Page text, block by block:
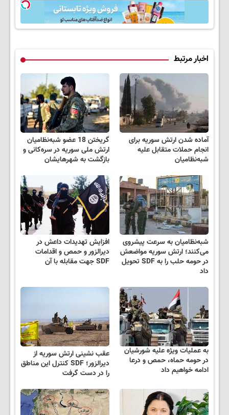
اخبار مرتبط
آماده شدن ارتش سوریه برای
انجام حملات متقابل علیه
شبه‌نظامیان
گریختن 18 عضو شبه‌نظامیان
ارتش ملی سوریه در سره‌کانی و
بازگشت به شهرهایشان
شبه‌نظامیان به سرعت پیشروی
می‌کنند؛ ارتش سوریه مواضعش
در حومه حلب را به SDF تحویل
داد
افزایش تهدیدات داعش در
دیرالزور و حمص و اقدامات
SDF جهت مقابله با آن
به عملیات ویژه علیه شورشیان
در حومه حماه، حمص و درعا
ادامه خواهیم داد
عقب نشینی ارتش سوریه از
دیرالزور؛ SDF کنترل این مناطق
را در دست گرفت